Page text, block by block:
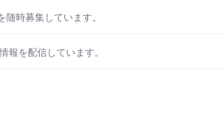
時募集しています。
報を配信しています。